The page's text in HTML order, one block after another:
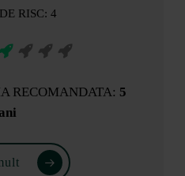
RISC: 4
RECOMANDATA: 5